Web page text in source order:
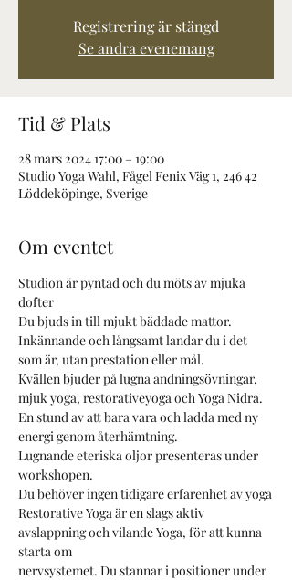
Registrering är stängd
Se andra evenemang
Tid & Plats
28 mars 2024 17:00 – 19:00
Studio Yoga Wahl, Fågel Fenix Väg 1, 246 42
Löddeköpinge, Sverige
Om eventet
Studion är pyntad och du möts av mjuka
dofter
Du bjuds in till mjukt bäddade mattor.
Inkännande och långsamt landar du i det
som är, utan prestation eller mål.
Kvällen bjuder på lugna andningsövningar,
mjuk yoga, restorativeyoga och Yoga Nidra.
En stund av att bara vara och ladda med ny
energi genom återhämtning.
Lugnande eteriska oljor presenteras under
workshopen.
Du behöver ingen tidigare erfarenhet av yoga
Restorative Yoga är en slags aktiv
avslappning och vilande Yoga, för att kunna
starta om
nervsystemet. Du stannar i positioner under